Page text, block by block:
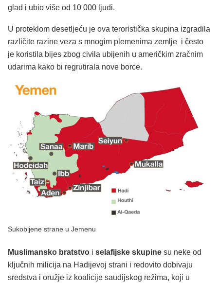
glad i ubio više od 10 000 ljudi.
U proteklom desetljeću je ova teroristička skupina izgradila
različite razine veza s mnogim plemenima zemlje i često
je koristila bijes zbog civila ubijenih u američkim zračnim
udarima kako bi regrutirala nove borce.
Sukobljene strane u Jemenu
Muslimansko bratstvo i selafijske skupine su neke od
ključnih milicija na Hadijevoj strani i redovito dobivaju
sredstva i oružje iz koalicije saudijskog režima, koji u